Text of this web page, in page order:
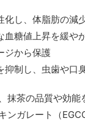
化し、体脂肪の減
血糖値上昇を緩や
ジから保護
抑制し、虫歯や口
抹茶の品質や効
ンガレート（